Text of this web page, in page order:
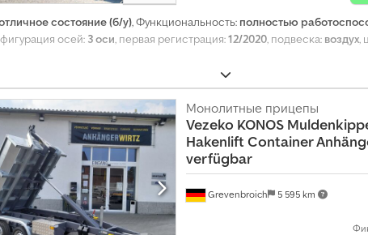
состояние (б/у), Функциональность: полностью
осей: 3 оси, первая регистрация:12/2020, подвеска: воздух,
Grevenbroich 5 595 km
Монолитные прицепы
Vezeko KONOS
Hakenlift Container
verfügbar